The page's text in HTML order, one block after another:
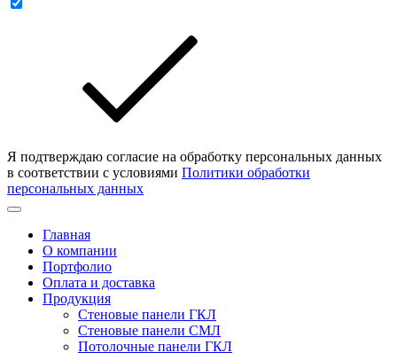
Я подтверждаю согласие на обработку персональных данных
в соответствии с условиями Политики обработки
персональных данных
Главная
О компании
Портфолио
Оплата и доставка
Продукция
Стеновые панели ГКЛ
Стеновые панели СМЛ
Потолочные панели ГКЛ